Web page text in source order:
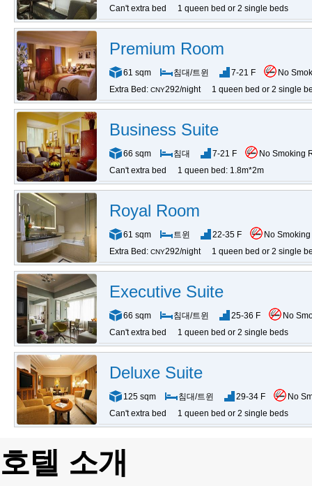
Can't extra bed
1 queen bed or 2 single beds
Premium Room
61 sqm 침대/트윈 7-21 F
No
Extra Bed: CNY292/night 1 queen bed or 2 single
Business Suite
66 sqm 침대 7-21 F
No Smoking
Can't extra bed
1 queen bed: 1.8m*2m
Royal Room
61 sqm 트윈 22-35 F
No
Extra Bed: CNY292/night 1 queen bed or 2 single
Executive Suite
66 sqm 침대/트윈 25-36 F
No
Can't extra bed
1 queen bed or 2 single beds
Deluxe Suite
125 sqm 침대/트윈 29-34 F
No
Can't extra bed
1 queen bed or 2 single beds
호텔 소개